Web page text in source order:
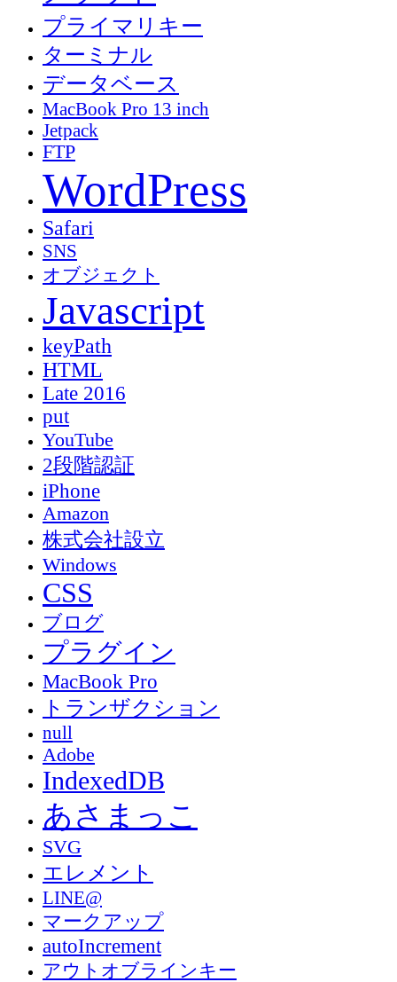
プライマリキー
ターミナル
データベース
MacBook Pro 13 inch
Jetpack
FTP
WordPress
Safari
SNS
オブジェクト
Javascript
keyPath
HTML
Late 2016
put
YouTube
2段階認証
iPhone
Amazon
株式会社設立
Windows
CSS
ブログ
プラグイン
MacBook Pro
トランザクション
null
Adobe
IndexedDB
あさまっこ
SVG
エレメント
LINE@
マークアップ
autoIncrement
アウトオブラインキー